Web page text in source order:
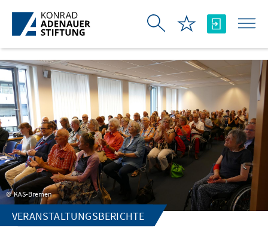
Zum Hauptinhalt springen
KAS-Bremen
VERANSTALTUNGSBERICHTE